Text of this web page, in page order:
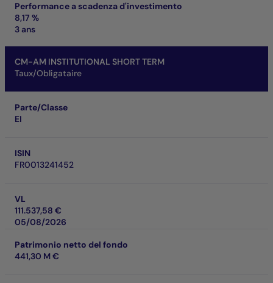
Performance a scadenza d'investimento
8,17 %
3 ans
CM-AM INSTITUTIONAL SHORT TERM
Taux/Obligataire
Parte/Classe
EI
ISIN
FR0013241452
VL
111.537,58 €
05/08/2026
Patrimonio netto del fondo
441,30 M €